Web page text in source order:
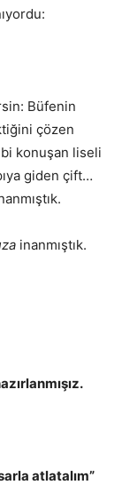
Büfenin
çözen
konuşan liseli
giden çift…
inanmıştık.
atlatalım”